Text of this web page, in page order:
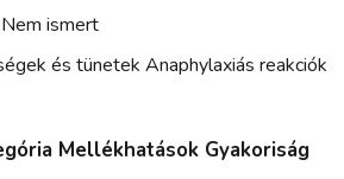
ismert
és tünetek Anaphylaxiás reakciók
Mellékhatások Gyakoriság